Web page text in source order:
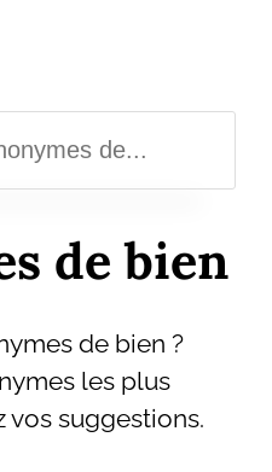
de bien
de bien ?
les plus
vos suggestions.